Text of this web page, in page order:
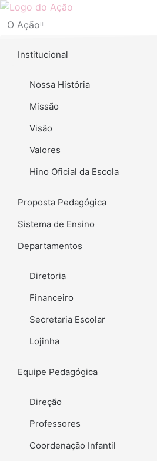
Ir
para
conteúdo
O Ação
Institucional
Nossa História
Missão
Visão
Valores
Hino Oficial da Escola
Proposta Pedagógica
Sistema de Ensino
Departamentos
Diretoria
Financeiro
Secretaria Escolar
Lojinha
Equipe Pedagógica
Direção
Professores
Coordenação Infantil